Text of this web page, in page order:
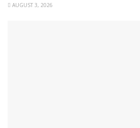
AUGUST 3, 2026